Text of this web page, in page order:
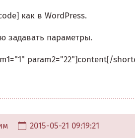
как в WordPress.
задавать параметры.
param2="22"]content[/
2015-05-21 09:19:21